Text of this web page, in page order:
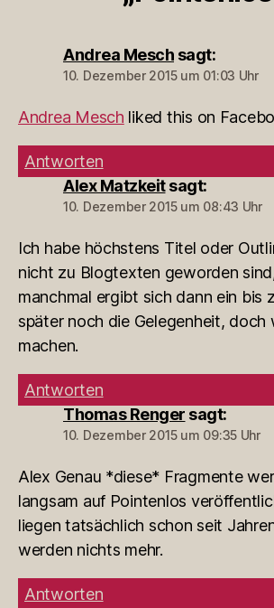
Andrea Mesch sagt:
10. Dezember 2015 um 01:03 Uhr
Andrea Mesch liked this on
Antworten
Alex Matzkeit sagt:
10. Dezember 2015 um 08:43 Uhr
Ich habe höchstens Titel oder
nicht zu Blogtexten geworden
manchmal ergibt sich dann ein bis
später noch die Gelegenheit, doch
machen.
Antworten
Thomas Renger sagt:
10. Dezember 2015 um 09:35 Uhr
Alex Genau *diese* Fragmente
langsam auf Pointenlos
liegen tatsächlich schon seit
werden nichts mehr.
Antworten